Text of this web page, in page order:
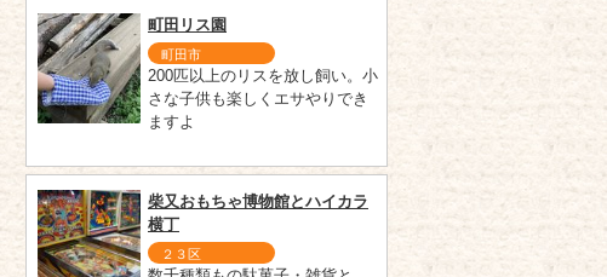
町田リス園
町田市
200匹以上のリスを放し飼い。小
さな子供も楽しくエサやりでき
ますよ
柴又おもちゃ博物館とハイカラ
横丁
２３区